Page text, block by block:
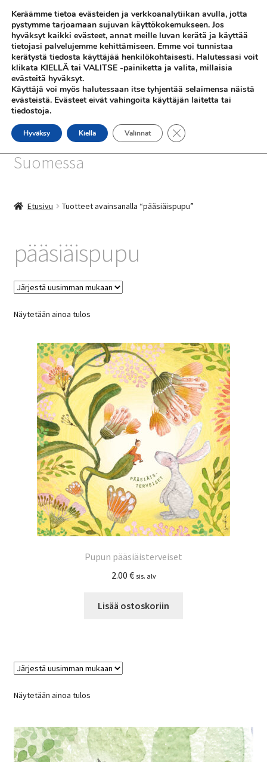
Siirry
navigointiin
Siirry
sisältöön
Valikko
SHOP
INFO
SiniSusan kortit painetaan
Suomessa
Etusivu Tuotteet avainsanalla “pääsiäispupu”
pääsiäispupu
Näytetään ainoa tulos
Pupun pääsiäisterveiset
2.00 € sis. alv
Lisää ostoskoriin
Näytetään ainoa tulos
Keräämme tietoa evästeiden ja verkkoanalytiikan avulla, jotta
pystymme tarjoamaan sujuvan käyttökokemukseen. Jos
hyväksyt kaikki evästeet, annat meille luvan kerätä ja käyttää
tietojasi palvelujemme kehittämiseen. Emme voi tunnistaa
kerätystä tiedosta käyttäjää henkilökohtaisesti. Halutessasi voit
klikata KIELLÄ tai VALITSE -painiketta ja valita, millaisia
evästeitä hyväksyt.
Käyttäjä voi myös halutessaan itse tyhjentää selaimensa näistä
evästeistä. Evästeet eivät vahingoita käyttäjän laitetta tai
tiedostoja.
Hyväksy Kiellä Valinnat Sulje evästebanneri